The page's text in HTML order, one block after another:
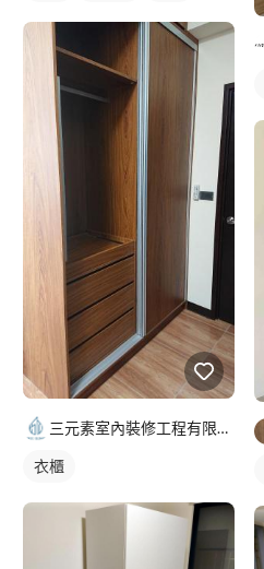
三元素室內裝修工程有限公司
衣櫃